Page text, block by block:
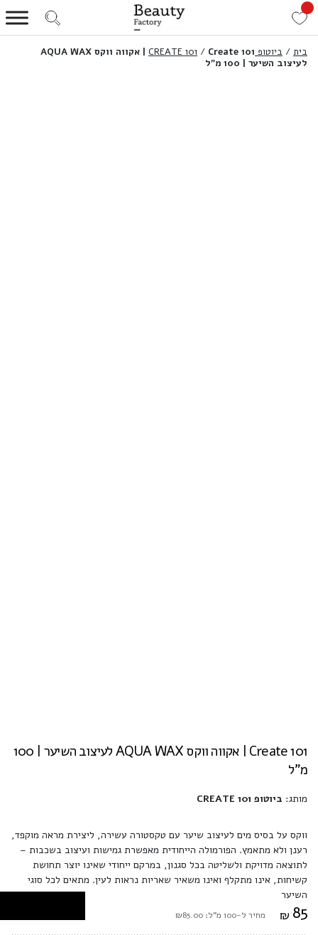
בית / ביוטופ CREATE 101 /
Create 101 | אקווה ווקס AQUA WAX
לעיצוב השיער | 100 מ”ל
Create 101 | אקווה ווקס AQUA WAX לעיצוב השיער | 100
מ"ל
מותג: ביוטופ CREATE 101
ווקס על בסיס מים לעיצוב שיער עם טקסטורה עשירה, ליצירת מראה מוקפד,
רענן ולא מתאמץ. הפורמולה הייחודית מאפשרת גמישות ועיצוב בשכבות –
לתוצאה מדויקת ולשליטה בכל סגנון, במרקם ייחודי שאינו יוצר תחושת
קשיחות, אינו מתקלף ואינו משאיר שאריות נראות לעין. מתאים לכל סוגי
השיער
₪ 85 מחיר ל-100 מ"ל: ₪85.00